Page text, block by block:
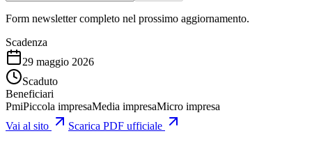
Form newsletter completo nel prossimo aggiornamento.
Scadenza
29 maggio 2026
Scaduto
Beneficiari
PmiPiccola impresaMedia impresaMicro impresa
Vai al sito
Scarica PDF ufficiale